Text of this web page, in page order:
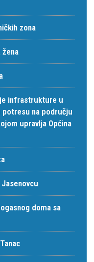
zona
žena
infrastrukture u
na području
upravlja Općina
doma sa